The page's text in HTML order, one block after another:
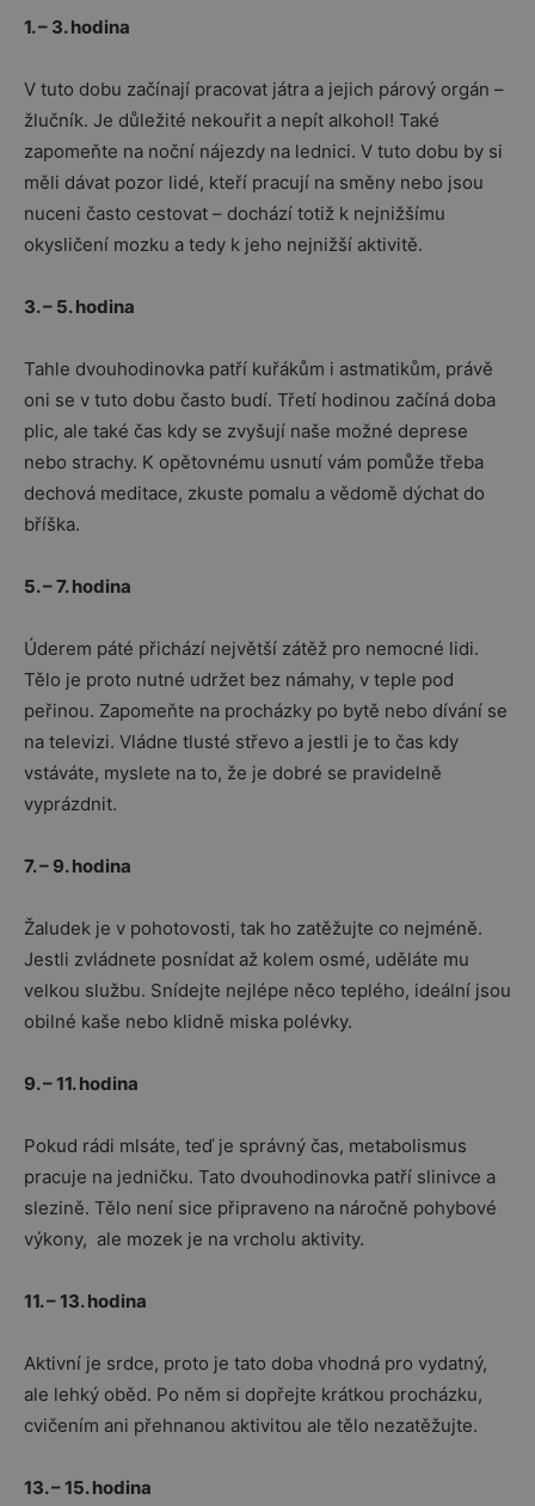
1. – 3. hodina
V tuto dobu začínají pracovat játra a jejich párový orgán –
žlučník. Je důležité nekouřit a nepít alkohol! Také
zapomeňte na noční nájezdy na lednici. V tuto dobu by si
měli dávat pozor lidé, kteří pracují na směny nebo jsou
nuceni často cestovat – dochází totiž k nejnižšímu
okysličení mozku a tedy k jeho nejnižší aktivitě.
3. – 5. hodina
Tahle dvouhodinovka patří kuřákům i astmatikům, právě
oni se v tuto dobu často budí. Třetí hodinou začíná doba
plic, ale také čas kdy se zvyšují naše možné deprese
nebo strachy. K opětovnému usnutí vám pomůže třeba
dechová meditace, zkuste pomalu a vědomě dýchat do
bříška.
5. – 7. hodina
Úderem páté přichází největší zátěž pro nemocné lidi.
Tělo je proto nutné udržet bez námahy, v teple pod
peřinou. Zapomeňte na procházky po bytě nebo dívání se
na televizi. Vládne tlusté střevo a jestli je to čas kdy
vstáváte, myslete na to, že je dobré se pravidelně
vyprázdnit.
7. – 9. hodina
Žaludek je v pohotovosti, tak ho zatěžujte co nejméně.
Jestli zvládnete posnídat až kolem osmé, uděláte mu
velkou službu. Snídejte nejlépe něco teplého, ideální jsou
obilné kaše nebo klidně miska polévky.
9. – 11. hodina
Pokud rádi mlsáte, teď je správný čas, metabolismus
pracuje na jedničku. Tato dvouhodinovka patří slinivce a
slezině. Tělo není sice připraveno na náročně pohybové
výkony, ale mozek je na vrcholu aktivity.
11. – 13. hodina
Aktivní je srdce, proto je tato doba vhodná pro vydatný,
ale lehký oběd. Po něm si dopřejte krátkou procházku,
cvičením ani přehnanou aktivitou ale tělo nezatěžujte.
13. – 15. hodina